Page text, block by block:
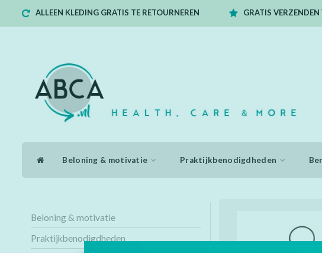
ALLEEN KLEDING GRATIS TE RETOURNEREN GRATIS
Beloning & motivatie Praktijkbenodigdheden
Beloning & motivatie
Praktijkbenodigdheden